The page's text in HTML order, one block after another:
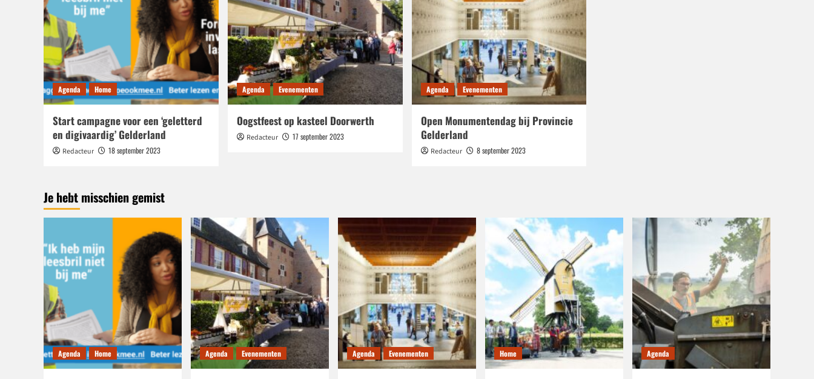
Agenda Home
Start campagne voor een ‘geletterd
en digivaardig’ Gelderland
Redacteur 18 september 2023
Agenda Evenementen
Oogstfeest op kasteel Doorwerth
Redacteur 17 september 2023
Agenda Evenementen
Open Monumentendag bij Provincie
Gelderland
Redacteur 8 september 2023
Je hebt misschien gemist
Agenda Home Agenda Evenementen Agenda Evenementen Home Agenda